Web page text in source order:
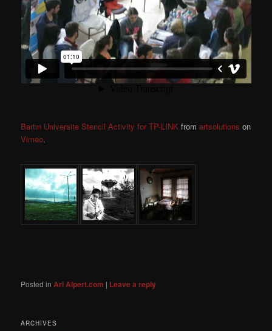
Bartın Universite Stencil Activity for TP-LINK fromartsolutions on
Vimeo.
Posted in Ari Alpert.com | Leave a reply
ARCHIVES